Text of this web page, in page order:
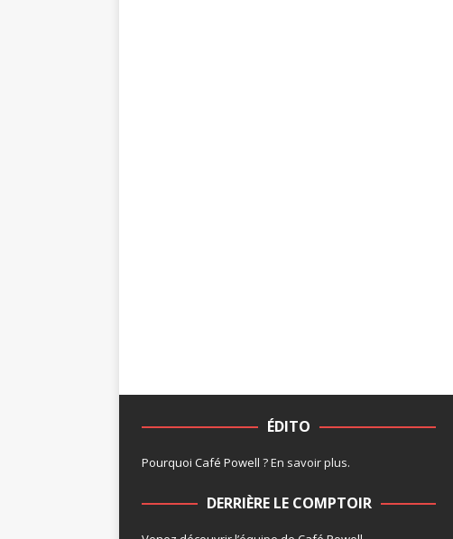
ÉDITO
Pourquoi Café Powell ?En savoir plus.
DERRIÈRE LE COMPTOIR